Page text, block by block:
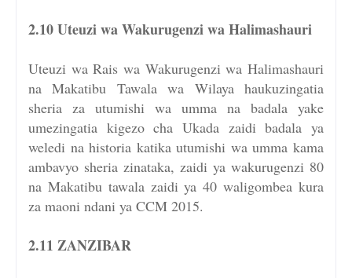
2.10 Uteuzi wa Wakurugenzi wa Halimashauri
Uteuzi wa Rais wa Wakurugenzi wa Halimashauri
na Makatibu Tawala wa Wilaya haukuzingatia
sheria za utumishi wa umma na badala yake
umezingatia kigezo cha Ukada zaidi badala ya
weledi na historia katika utumishi wa umma kama
ambavyo sheria zinataka, zaidi ya wakurugenzi 80
na Makatibu tawala zaidi ya 40 waligombea kura
za maoni ndani ya CCM 2015.
2.11 ZANZIBAR